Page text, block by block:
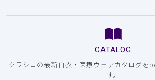
CATALOG
クラシコの最新白衣・医療ウェアカタログを
す。